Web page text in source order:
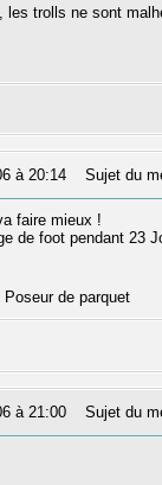
les trolls ne sont
à 20:14 Sujet du
faire mieux !
de foot pendant 23
de parquet
à 21:00 Sujet du